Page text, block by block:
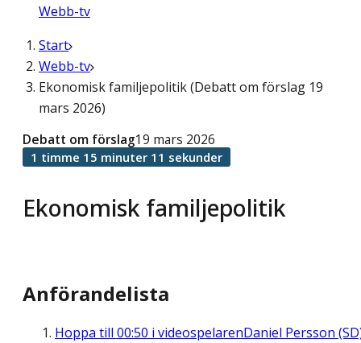
Webb-tv
Start
Webb-tv
Ekonomisk familjepolitik (Debatt om förslag 19
mars 2026)
Ekonomisk familjepolitik
Debatt om förslag19 mars 2026
1 timme 15 minuter 11 sekunder
Anförandelista
Hoppa till 00:50 i videospelarenDaniel Persson